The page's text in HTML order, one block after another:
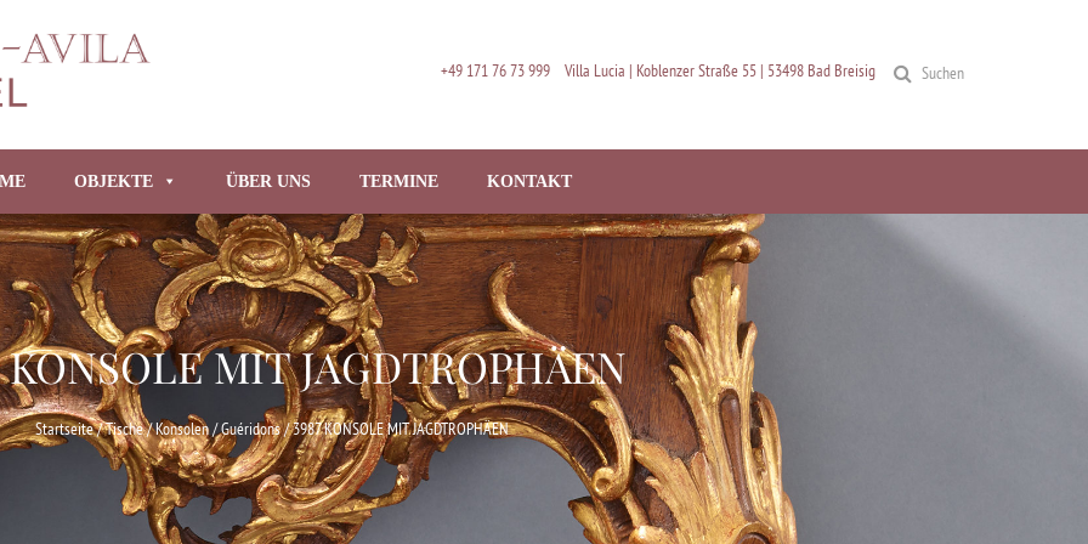
+49 171 76 73 999 Villa Lucia | Koblenzer Straße 55 | 53498 Bad Breisig Suchen
OBJEKTE ÜBER UNS TERMINE KONTAKT
KONSOLE MIT JAGDTROPHÄEN
Startseite/Tische / Konsolen / Guéridons/ 3987 KONSOLE MIT JAGDTROPHÄEN